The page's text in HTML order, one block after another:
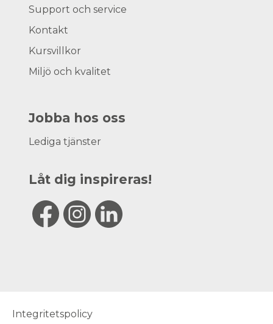
Support och service
Kontakt
Kursvillkor
Miljö och kvalitet
Jobba hos oss
Lediga tjänster
Låt dig inspireras!
Integritetspolicy